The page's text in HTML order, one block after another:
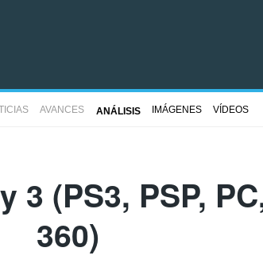
AVANCES ANÁLISIS IMÁGENES VÍDEOS
3 (PS3, PSP,
360)